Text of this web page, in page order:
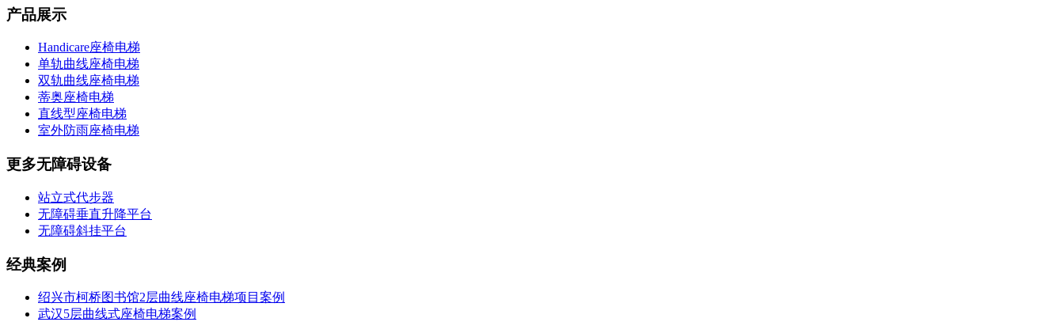
产品展示
Handicare座椅电梯
单轨曲线座椅电梯
双轨曲线座椅电梯
蒂奥座椅电梯
直线型座椅电梯
室外防雨座椅电梯
更多无障碍设备
站立式代步器
无障碍垂直升降平台
无障碍斜挂平台
经典案例
绍兴市柯桥图书馆2层曲线座椅电梯项目案例
武汉5层曲线式座椅电梯案例